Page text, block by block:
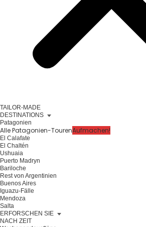
TAILOR-MADE
DESTINATIONS
Patagonien
Alle Patagonien-TourenAufmachen!
El Calafate
El Chaltén
Ushuaia
Puerto Madryn
Bariloche
Rest von Argentinien
Buenos Aires
Iguazu-Fälle
Mendoza
Salta
ERFORSCHEN SIE
NACH ZEIT